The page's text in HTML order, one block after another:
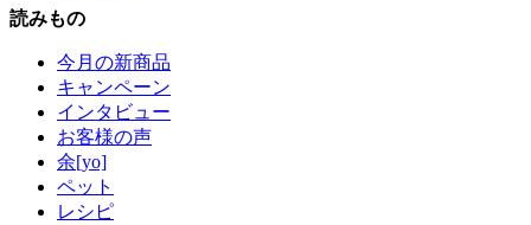
読みもの
今月の新商品
キャンペーン
インタビュー
お客様の声
余[yo]
ペット
レシピ